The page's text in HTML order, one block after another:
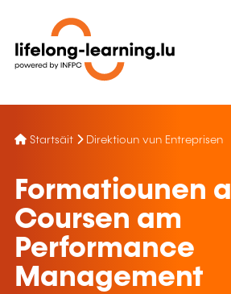
Startsäit Direktioun vun Entreprisen
Formatiounen a
Coursen am
Performance
Management